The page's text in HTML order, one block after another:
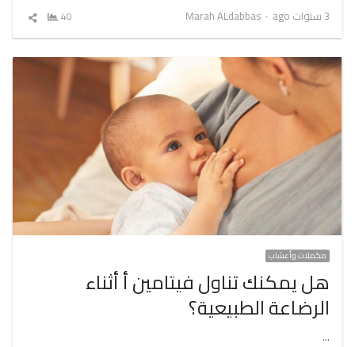
3 سنوات ago
Author
Marah ALdabbas
40
شارك
مكملات وأعشاب
هل يمكنك تناول فيتامين أ أثناء
الرضاعة الطبيعية؟
…